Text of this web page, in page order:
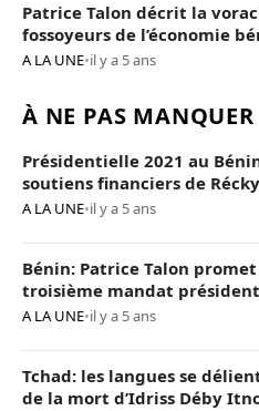
Patrice Talon décrit la
fossoyeurs de l’économie
A LA UNE•il y a 5 ans
À NE PAS MANQUER
Présidentielle 2021 au
soutiens financiers de
A LA UNE•il y a 5 ans
Bénin: Patrice Talon
troisième mandat
A LA UNE•il y a 5 ans
Tchad: les langues se
de la mort d’Idriss Déby